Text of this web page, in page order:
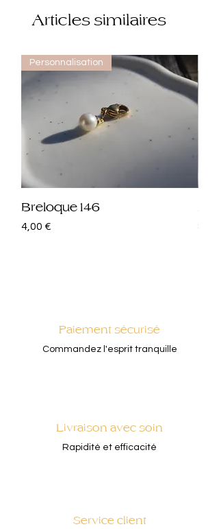
Articles similaires
Personnalisation
Breloque 146
Prix
4,00 € Prix
8,00
Paiement sécurisé
Commandez l'esprit tranquille
Livraison avec soin
Rapidité et efficacité
Service client